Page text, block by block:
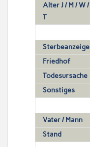
Alter J / M / W /
T
Sterbeanzeige
Friedhof
Todesursache
Sonstiges
Vater / Mann
Stand